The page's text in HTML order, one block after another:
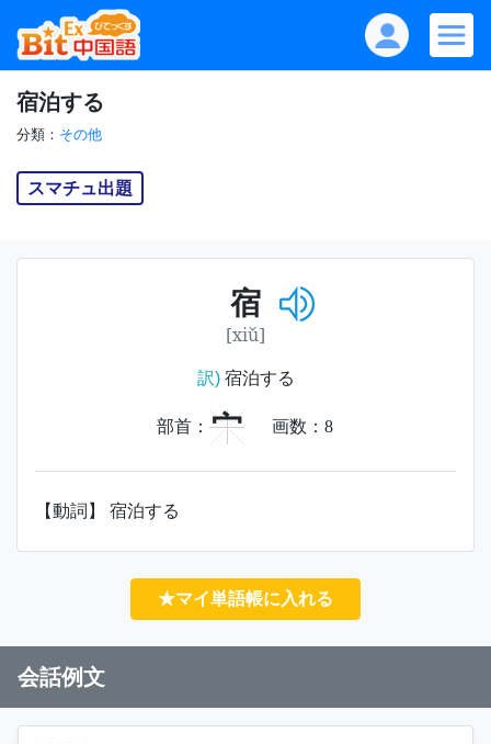
宿泊する
分類： その他
スマチュ出題
宿
[xiǔ]
訳)宿泊する
部首： 宀 画数： 8
【動詞】 宿泊する
★マイ単語帳に入れる
会話例文